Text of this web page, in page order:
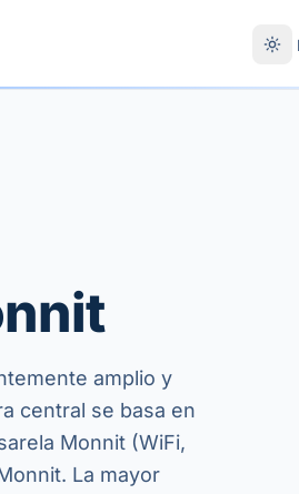
amplio y
central se basa en
Monnit (WiFi,
La mayor